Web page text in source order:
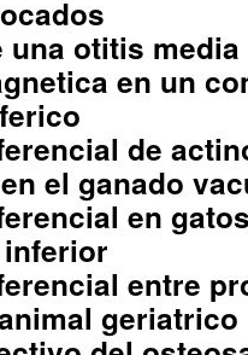
otitis
en un
de
el ganado
en
entre
geriatrico